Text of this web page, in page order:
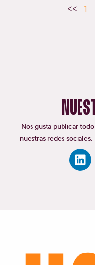
<< 1
Nos gusta publicar
nuestras redes